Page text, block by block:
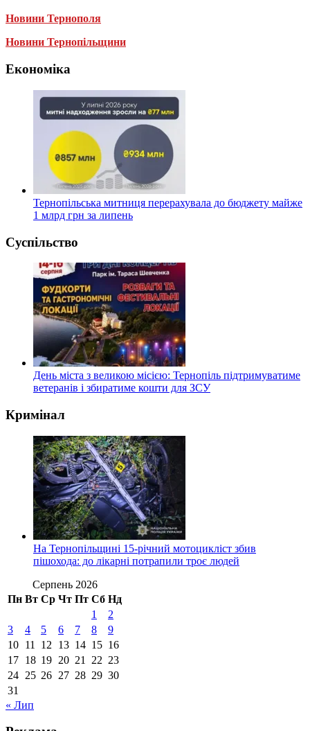
Новини Тернополя
Новини Тернопільщини
Економіка
Тернопільська митниця перерахувала до бюджету майже
1 млрд грн за липень
Суспільство
День міста з великою місією: Тернопіль підтримуватиме
ветеранів і збиратиме кошти для ЗСУ
Кримінал
На Тернопільщині 15-річний мотоцикліст збив
пішохода: до лікарні потрапили троє людей
Серпень 2026
Пн Вт Ср Чт Пт Сб Нд
1
2
3
4 5 6 7 8
9
10 11 12 13 14 15 16
17 18 19 20 21 22 23
24 25 26 27 28 29 30
31
« Лип